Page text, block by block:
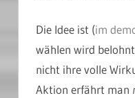
Die Idee ist (im
wählen wird
nicht ihre volle
Aktion erfährt man